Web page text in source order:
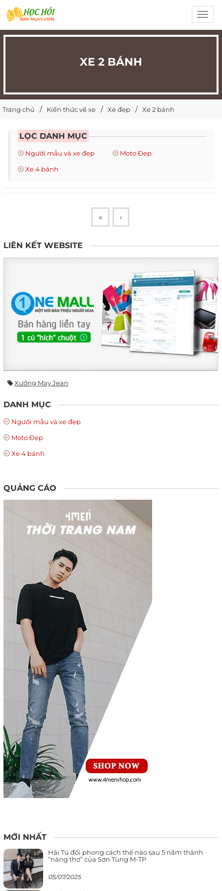
XE 2 BÁNH
Trang chủ Kiến thức về xe Xe đẹp Xe 2 bánh
LỌC DANH MỤC
Người mẫu và xe đẹp
Moto Đẹp
Xe 4 bánh
« ‹
LIÊN KẾT WEBSITE
Xưởng May Jean
DANH MỤC
Người mẫu và xe đẹp
Moto Đẹp
Xe 4 bánh
QUẢNG CÁO
MỚI NHẤT
Hải Tú đổi phong cách thế nào sau 5 năm thành
“nàng thơ” của Sơn Tùng M-TP
05/07/2025